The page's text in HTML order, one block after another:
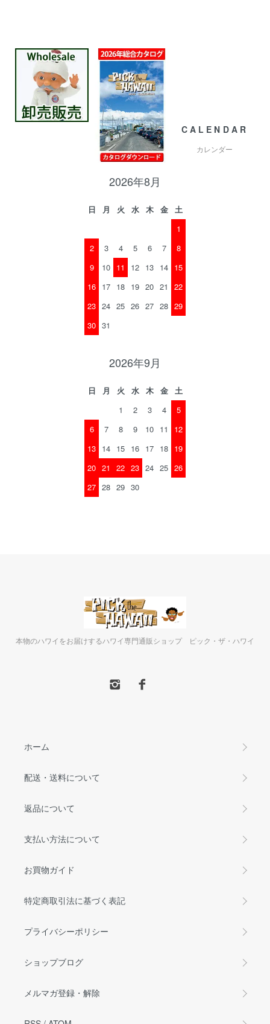
CALENDAR
カレンダー
2026年8月
日 月 火 水 木 金
土
1
2
3 4 5 6 7
8
9
10 11 12 13 14 15
16 17 18 19 20 21
22
23 24 25 26 27 28 29
30 31
2026年9月
日 月 火 水 木 金
土
1
2 3 4
5
6
7 8 9 10 11
12
13 14 15 16 17 18 19
20 21 22 23 24 25 26
27 28 29 30
本物のハワイをお届けするハワイ専門通販ショップ ピック・ザ・ハワイ
ホーム
配送・送料について
返品について
支払い方法について
お買物ガイド
特定商取引法に基づく表記
プライバシーポリシー
ショップブログ
メルマガ登録・解除